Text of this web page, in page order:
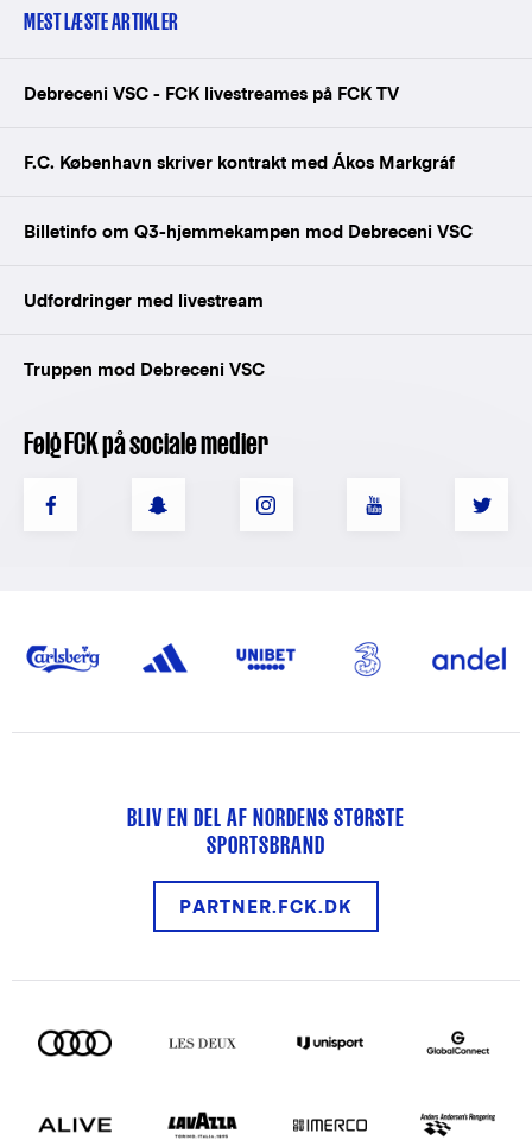
MEST LÆSTE ARTIKLER
Debreceni VSC - FCK livestreames på FCK TV
F.C. København skriver kontrakt med Ákos Markgráf
Billetinfo om Q3-hjemmekampen mod Debreceni VSC
Udfordringer med livestream
Truppen mod Debreceni VSC
Følg FCK på sociale medier
BLIV EN DEL AF NORDENS STØRSTE
SPORTSBRAND
PARTNER.FCK.DK